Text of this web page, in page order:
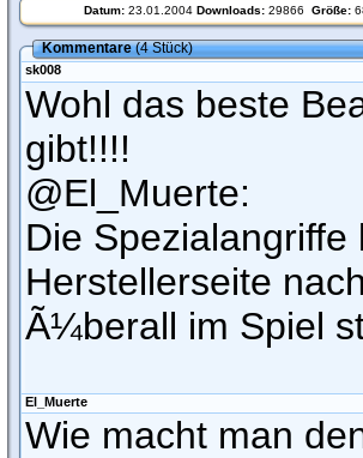
Datum: 23.01.2004 Downloads: 29866 Größe:
Kommentare(4 Stück)
sk008
Wohl das beste
gibt!!!!
@El_Muerte:
Die
Herstellerseite
Ã¼berall im Spiel
El_Muerte
Wie macht man